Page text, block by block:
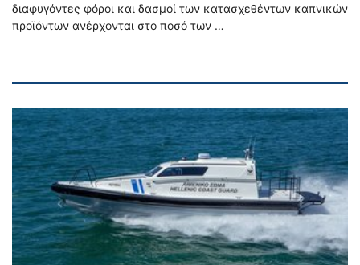
διαφυγόντες φόροι και δασμοί των κατασχεθέντων καπνικών
προϊόντων ανέρχονται στο ποσό των …